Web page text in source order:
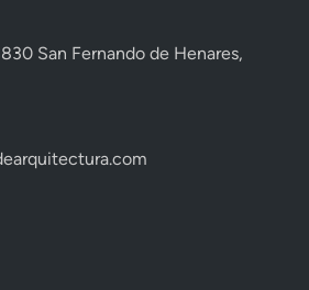
San Fernando de Henares,